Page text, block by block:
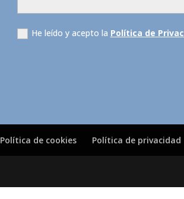
He leído y acepto la Política de
Política de cookies Política de privacidad